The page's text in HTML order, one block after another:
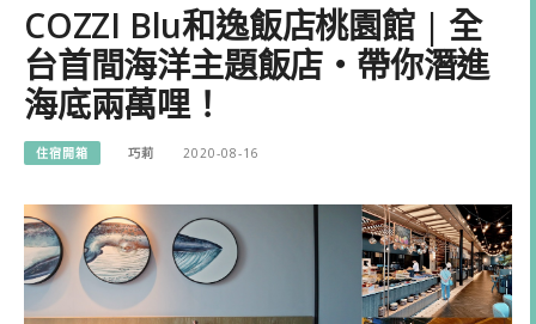
COZZI Blu和逸飯店桃園館 | 全
台首間海洋主題飯店・帶你潛進
海底兩萬哩！
住宿開箱 巧莉 2020-08-16